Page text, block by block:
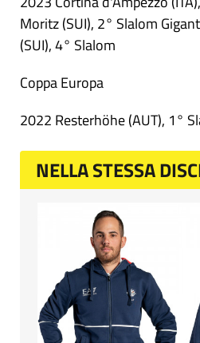
Moritz (SUI), 2° Slalom
(SUI), 4° Slalom
Coppa Europa
2022 Resterhöhe (AUT), 1°
NELLA STESSA